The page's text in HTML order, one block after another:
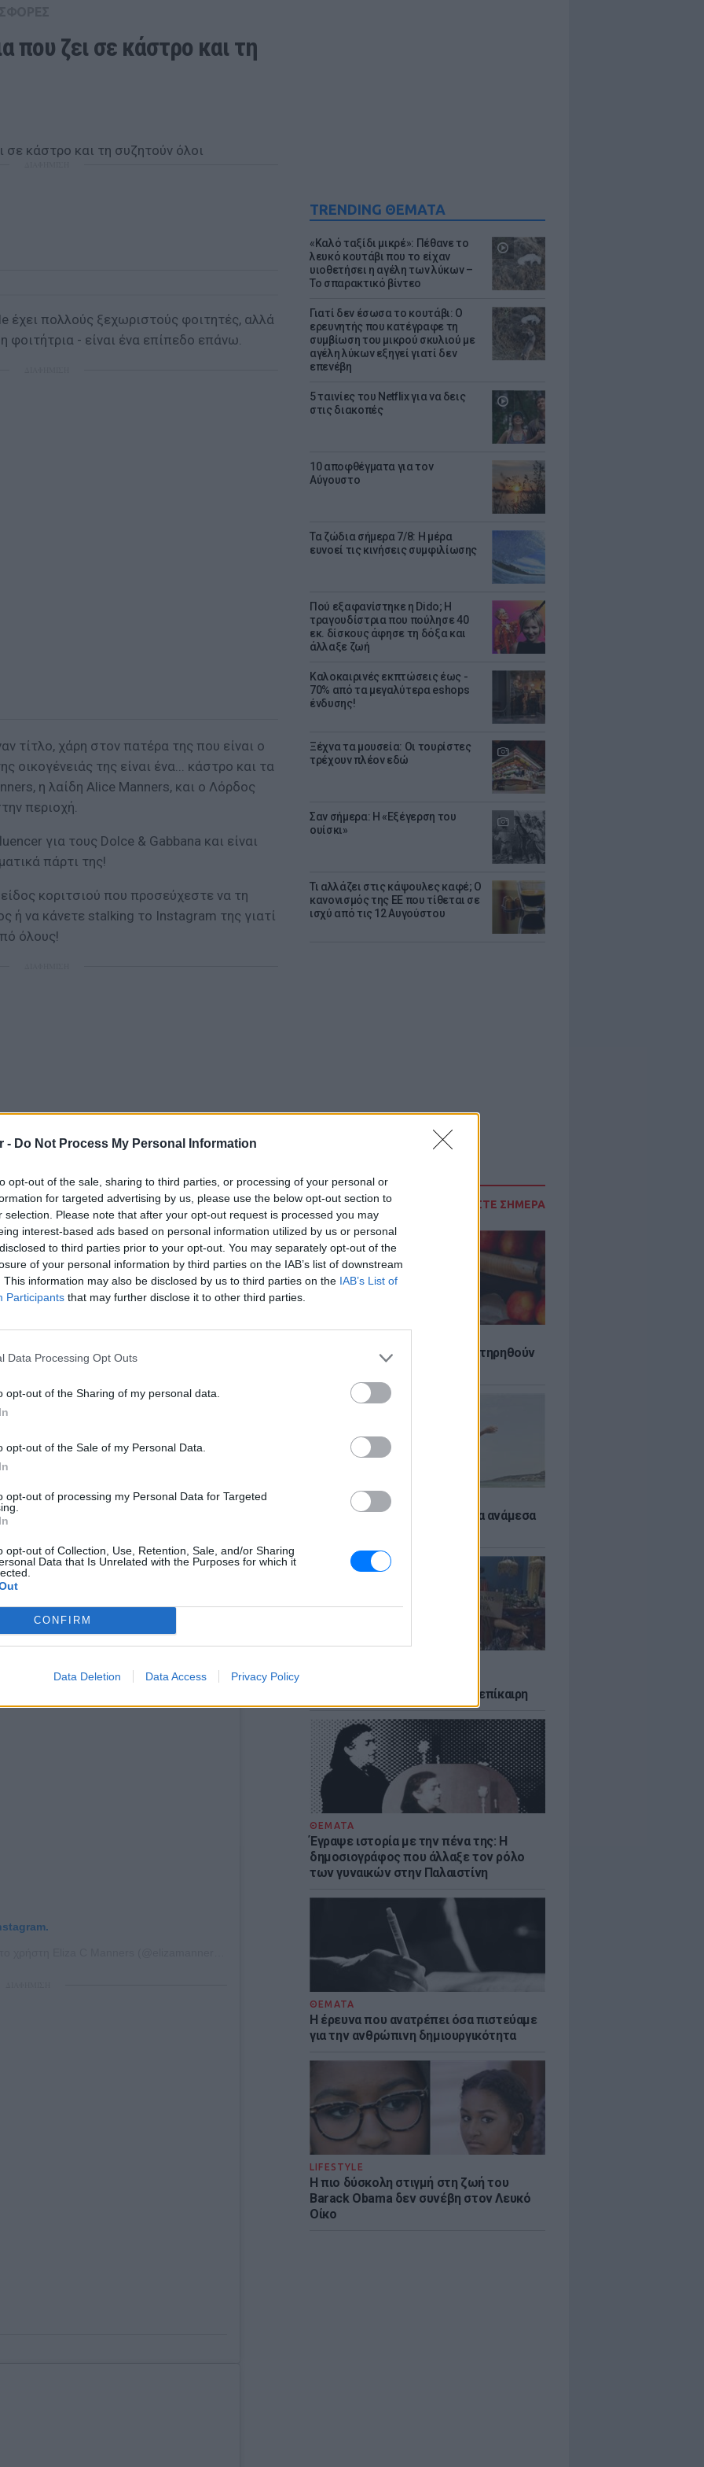
- Do Not Process My Personal Information
opt-out of the sale, sharing to third parties, or processing of your personal or
for targeted advertising by us, please use the below opt-out section to
selection. Please note that after your opt-out request is processed you may
interest-based ads based on personal information utilized by us or personal
to third parties prior to your opt-out. You may separately opt-out of the
of your personal information by third parties on the IAB’s list of downstream
This information may also be disclosed by us to third parties on the IAB’s List of
Participants that may further disclose it to other third parties.
Data Processing Opt Outs
opt-out of the Sharing of my personal data.
opt-out of the Sale of my Personal Data.
opt-out of processing my Personal Data for Targeted
opt-out of Collection, Use, Retention, Sale, and/or Sharing
Data that Is Unrelated with the Purposes for which it
CONFIRM
Data Deletion Data Access Privacy Policy
TRENDING ΘΕΜΑΤΑ
«Καλό ταξίδι μικρέ»: Πέθανε το
λευκό κουτάβι που το είχαν
υιοθετήσει η αγέλη των λύκων –
Το σπαρακτικό βίντεο
Γιατί δεν έσωσα το κουτάβι: Ο
ερευνητής που κατέγραφε τη
συμβίωση του μικρού σκυλιού με
αγέλη λύκων εξηγεί γιατί δεν
επενέβη
5 ταινίες του Netflix για να δεις
στις διακοπές
10 αποφθέγματα για τον
Αύγουστο
Τα ζώδια σήμερα 7/8: Η μέρα
ευνοεί τις κινήσεις συμφιλίωσης
Πού εξαφανίστηκε η Dido; Η
τραγουδίστρια που πούλησε 40
εκ. δίσκους άφησε τη δόξα και
άλλαξε ζωή
Καλοκαιρινές εκπτώσεις έως -
70% από τα μεγαλύτερα eshops
ένδυσης!
Ξέχνα τα μουσεία: Οι τουρίστες
τρέχουν πλέον εδώ
Σαν σήμερα: Η «Εξέγερση του
ουίσκι»
Τι αλλάζει στις κάψουλες καφέ; Ο
κανονισμός της ΕΕ που τίθεται σε
ισχύ από τις 12 Αυγούστου
ΔΙΑΒΑΣΤΕ ΣΗΜΕΡΑ
6 φρούτα που μπορουν να διατηρηθούν
Πώς να αποφύγεις το σύγκαμα ανάμεσα
νεοπλουτισμό και παραμένει επίκαιρη
ΘΕΜΑΤΑ
Έγραψε ιστορία με την πένα της: Η
δημοσιογράφος που άλλαξε τον ρόλο
των γυναικών στην Παλαιστίνη
ΘΕΜΑΤΑ
Η έρευνα που ανατρέπει όσα πιστεύαμε
για την ανθρώπινη δημιουργικότητα
LIFESTYLE
Η πιο δύσκολη στιγμή στη ζωή του
Barack Obama δεν συνέβη στον Λευκό
Οίκο
που ζει σε κάστρο και τη
έχει πολλούς ξεχωριστούς φοιτητές, αλλά
φοιτήτρια - είναι ένα επίπεδο επάνω.
τίτλο, χάρη στον πατέρα της που είναι ο
οικογένειάς της είναι ένα... κάστρο και τα
η λαίδη Alice Manners, και ο Λόρδος
περιοχή.
για τους Dolce & Gabbana και είναι
πάρτι της!
κοριτσιού που προσεύχεστε να τη
ή να κάνετε stalking το Instagram της γιατί
όλους!
10 Φεβ, 2019 στις 11:02 πμ PST